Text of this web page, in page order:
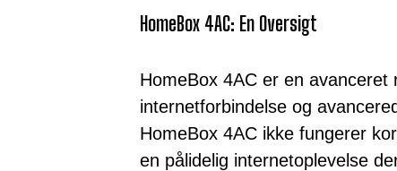
HomeBox 4AC: En Oversigt
HomeBox 4AC er en avanceret
internetforbindelse og
HomeBox 4AC ikke fungerer
en pålidelig internetoplevelse